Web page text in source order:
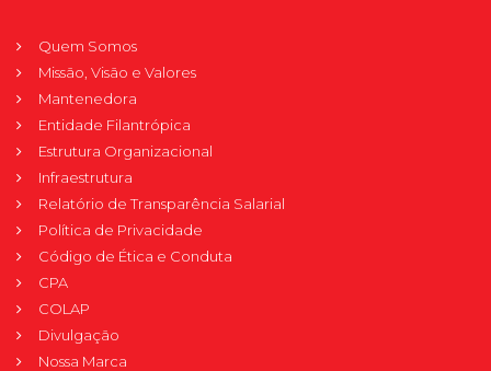
Quem Somos
Missão, Visão e Valores
Mantenedora
Entidade Filantrópica
Estrutura Organizacional
Infraestrutura
Relatório de Transparência Salarial
Política de Privacidade
Código de Ética e Conduta
CPA
COLAP
Divulgação
Nossa Marca